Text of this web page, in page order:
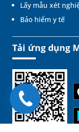
Lấy mẫu xét
Bảo hiểm y tế
Tải ứng dụng